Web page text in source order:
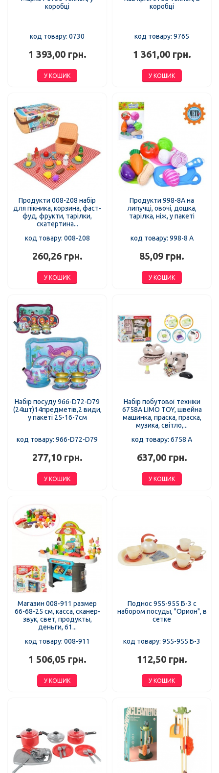
коробці
код товару: 0730
1 393,00 грн.
У КОШИК
коробці
код товару: 9765
1 361,00 грн.
У КОШИК
Продукти 008-208 набір
для пікника, корзина, фаст-
фуд, фрукти, тарілки,
скатертина...
код товару: 008-208
260,26 грн.
У КОШИК
Продукти 998-8A на
липучці, овочі, дошка,
тарілка, ніж, у пакеті
код товару: 998-8 A
85,09 грн.
У КОШИК
Набір посуду 966-D72-D79
(24шт)14предметів,2 види,
у пакеті 25-16-7см
код товару: 966-D72-D79
277,10 грн.
У КОШИК
Набір побутової техніки
6758A LIMO TOY, швейна
машинка, праска, праска,
музика, світло,...
код товару: 6758 A
637,00 грн.
У КОШИК
Магазин 008-911 размер
66-68-25 см, касса, сканер-
звук, свет, продукты,
деньги, 61...
код товару: 008-911
1 506,05 грн.
У КОШИК
Поднос 955-955 Б-3 с
набором посуды, "Орион", в
сетке
код товару: 955-955 Б-3
112,50 грн.
У КОШИК